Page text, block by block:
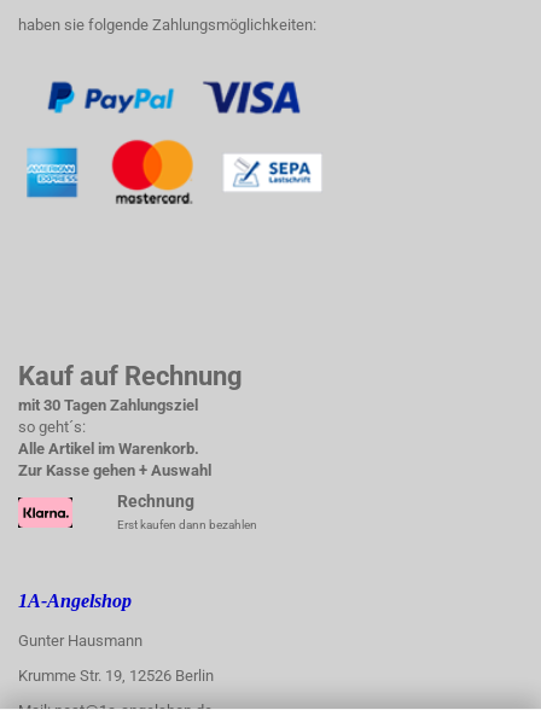
haben sie folgende Zahlungsmöglichkeiten:
Kauf auf Rechnung
mit 30 Tagen Zahlungsziel
so geht´s:
Alle Artikel im Warenkorb.
Zur Kasse gehen + Auswahl
Rechnung
Erst kaufen dann bezahlen
1A-Angelshop
Gunter Hausmann
Krumme Str. 19, 12526 Berlin